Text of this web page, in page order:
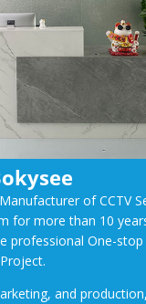
of CCTV
for more than 10
professional One-stop
and